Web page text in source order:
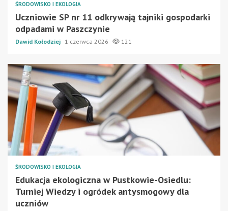
ŚRODOWISKO I EKOLOGIA
Uczniowie SP nr 11 odkrywają tajniki gospodarki
odpadami w Paszczynie
Dawid Kołodziej 1 czerwca 2026 121
ŚRODOWISKO I EKOLOGIA
Edukacja ekologiczna w Pustkowie-Osiedlu:
Turniej Wiedzy i ogródek antysmogowy dla
uczniów